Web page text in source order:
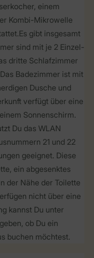
einem
Kombi-Mikrowelle
gibt insgesamt
sind mit je 2 Einzel-
dritte Schlafzimmer
Badezimmer ist mit
Dusche und
verfügt über eine
Sonnenschirm.
Du das WLAN
21 und 22
geeignet. Diese
ein abgesenktes
der Nähe der Toilette
nicht über eine
kannst Du unter
ob Du ein
buchen möchtest.